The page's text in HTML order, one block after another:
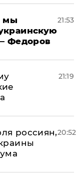
мы
Федоров
21:53
21:19
россиян,20:52